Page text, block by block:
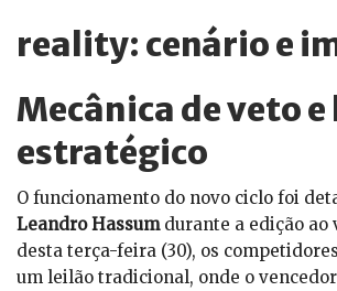
reality: cenário e
Mecânica de veto
estratégico
O funcionamento do novo ciclo foi
Leandro Hassumdurante a edição ao
desta terça-feira (30), os
um leilão tradicional, onde o